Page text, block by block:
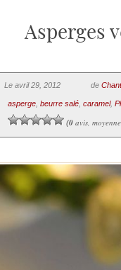
Asperges
Le avril 29, 2012 de
asperge, beurre salé, caramel,
(0avis,